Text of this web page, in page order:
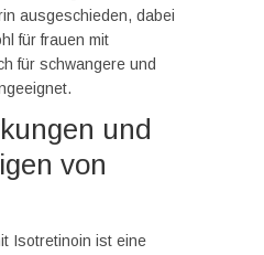
ausgeschieden, dabei
für frauen mit
für schwangere und
und
von
Isotretinoin ist eine